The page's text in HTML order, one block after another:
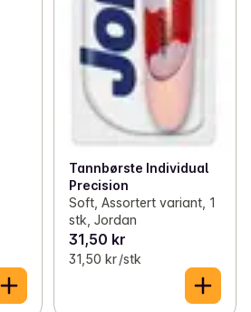
Tannbørste Individual
Precision
Soft, Assortert variant, 1
stk, Jordan
31,50 kr
31,50 kr /stk